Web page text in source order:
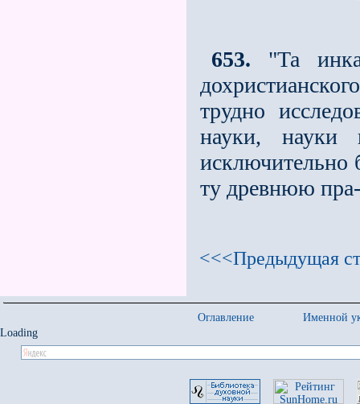
653. "Та
трудно
науки, науки
исключительно
ту древнюю
<<<Предыдущая
Оглавление
Именной
Loading